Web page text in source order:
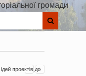
громади
проектів до